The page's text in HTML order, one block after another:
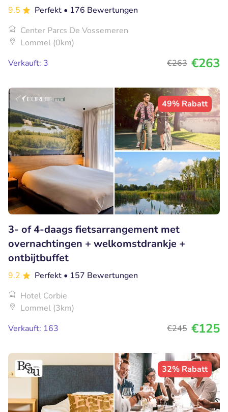
9.5 Perfekt • 176 Bewertungen
Center Parcs De Vossemeren
Lommel (0km)
Verkauft: 3
€263 €263
49% Rabatt
3- of 4-daags fietsarrangement met
overnachtingen + welkomstdrankje +
ontbijtbuffet
9.2 Perfekt • 157 Bewertungen
Hotel Corbie
Lommel (3km)
Verkauft: 163
€245 €125
32% Rabatt